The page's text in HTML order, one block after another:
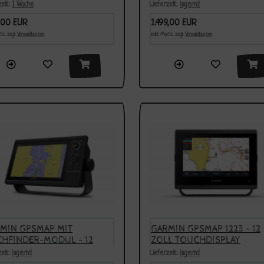
TM GEBER - 9 ZOLL
1 Woche
EUR
zzgl. Versandkosten
Lieferzeit: lagernd
1.499,00 EUR
exkl. MwSt. zzgl. Versandkosten
GPSMAP MIT
MODUL - 12
- ALL-IN-ONE-LÖSUNG
lagernd
GARMIN GPSMAP 1223 - 12
ZOLL TOUCHDISPLAY
Lieferzeit: lagernd